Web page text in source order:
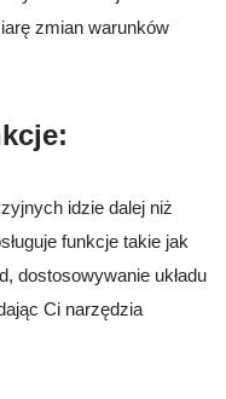
zmian warunków
idzie dalej niż
funkcje takie jak
dostosowywanie układu
Ci narzędzia